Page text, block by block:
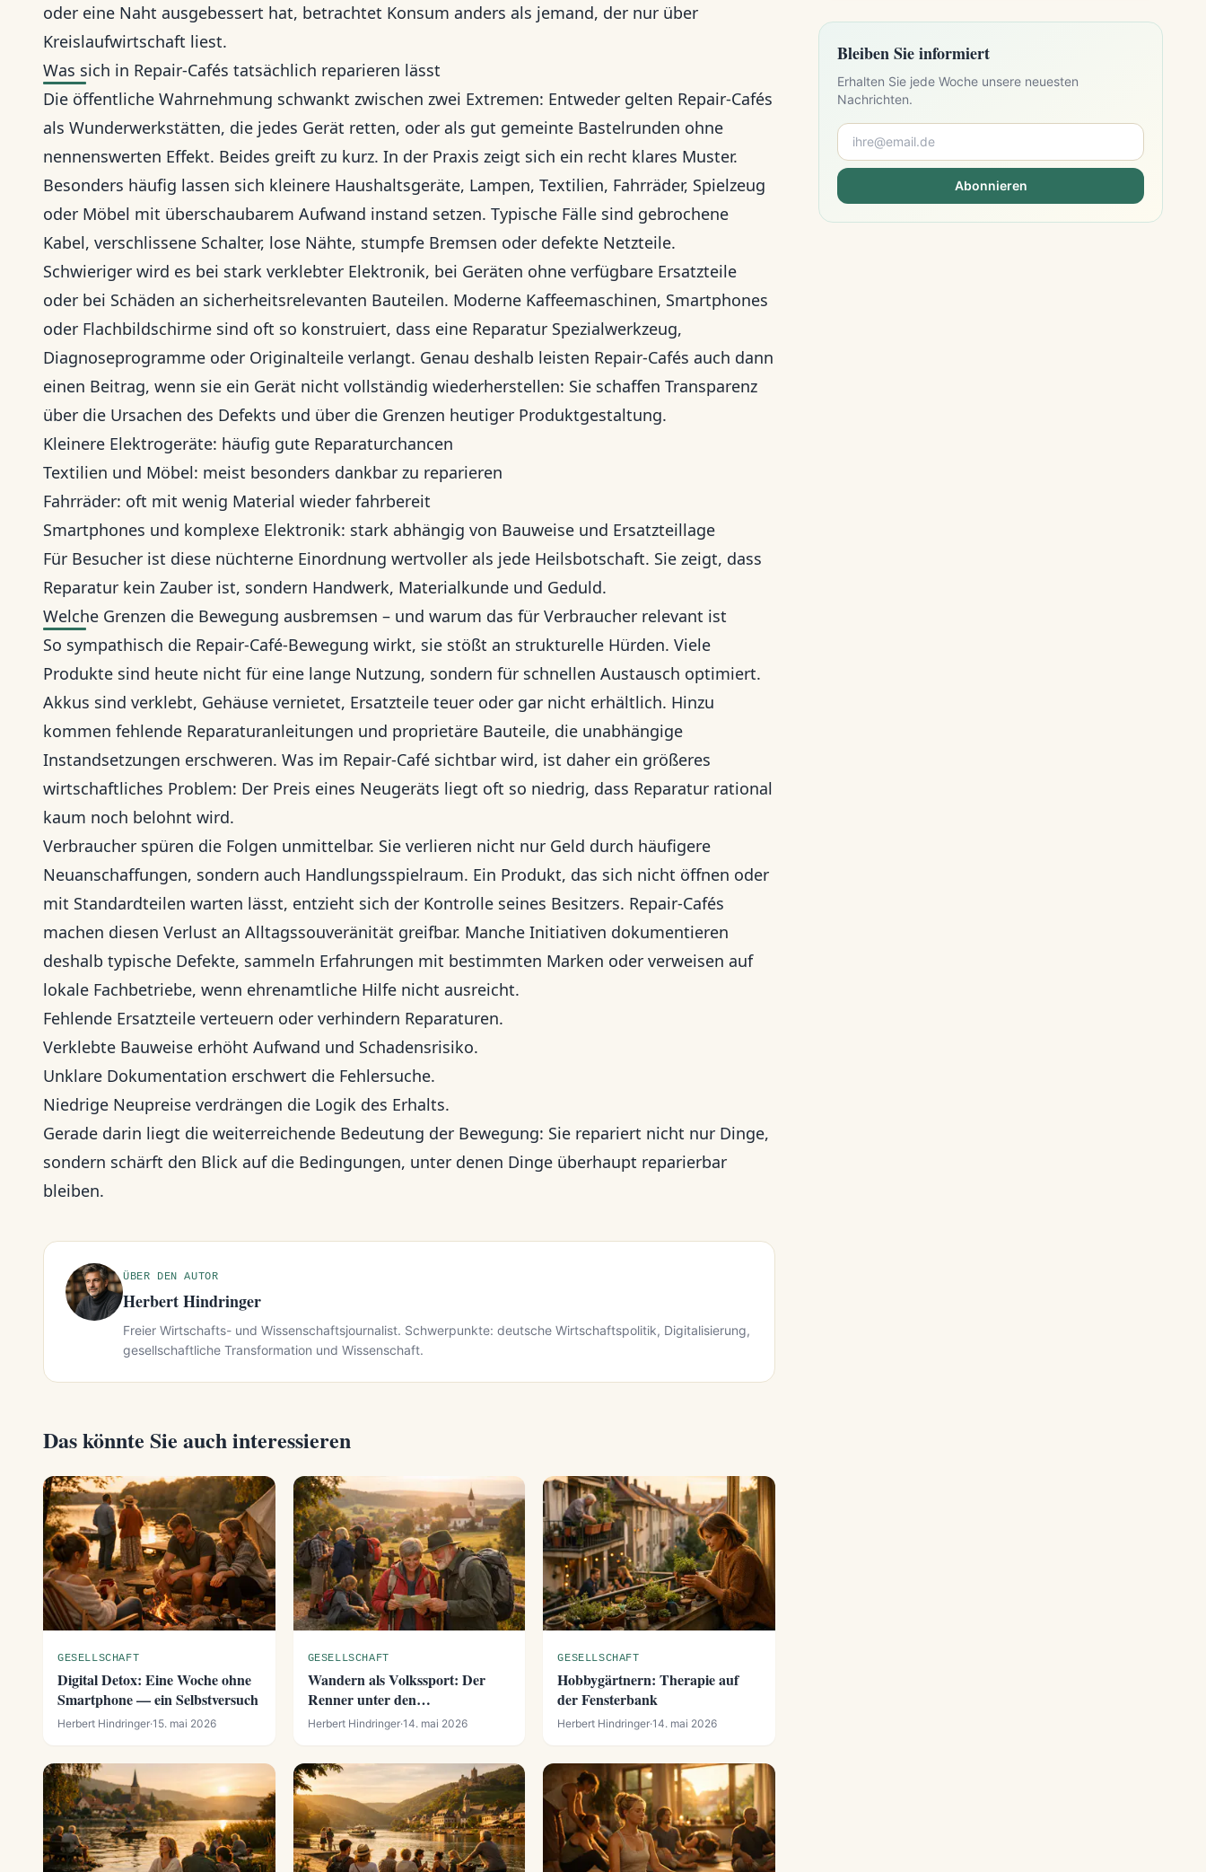
oder eine Naht ausgebessert hat, betrachtet Konsum anders als jemand, der nur über
Kreislaufwirtschaft liest.
Was sich in Repair-Cafés tatsächlich reparieren lässt
Die öffentliche Wahrnehmung schwankt zwischen zwei Extremen: Entweder gelten Repair-Cafés
als Wunderwerkstätten, die jedes Gerät retten, oder als gut gemeinte Bastelrunden ohne
nennenswerten Effekt. Beides greift zu kurz. In der Praxis zeigt sich ein recht klares Muster.
Besonders häufig lassen sich kleinere Haushaltsgeräte, Lampen, Textilien, Fahrräder, Spielzeug
oder Möbel mit überschaubarem Aufwand instand setzen. Typische Fälle sind gebrochene
Kabel, verschlissene Schalter, lose Nähte, stumpfe Bremsen oder defekte Netzteile.
Schwieriger wird es bei stark verklebter Elektronik, bei Geräten ohne verfügbare Ersatzteile
oder bei Schäden an sicherheitsrelevanten Bauteilen. Moderne Kaffeemaschinen, Smartphones
oder Flachbildschirme sind oft so konstruiert, dass eine Reparatur Spezialwerkzeug,
Diagnoseprogramme oder Originalteile verlangt. Genau deshalb leisten Repair-Cafés auch dann
einen Beitrag, wenn sie ein Gerät nicht vollständig wiederherstellen: Sie schaffen Transparenz
über die Ursachen des Defekts und über die Grenzen heutiger Produktgestaltung.
Kleinere Elektrogeräte: häufig gute Reparaturchancen
Textilien und Möbel: meist besonders dankbar zu reparieren
Fahrräder: oft mit wenig Material wieder fahrbereit
Smartphones und komplexe Elektronik: stark abhängig von Bauweise und Ersatzteillage
Für Besucher ist diese nüchterne Einordnung wertvoller als jede Heilsbotschaft. Sie zeigt, dass
Reparatur kein Zauber ist, sondern Handwerk, Materialkunde und Geduld.
Welche Grenzen die Bewegung ausbremsen – und warum das für Verbraucher relevant ist
So sympathisch die Repair-Café-Bewegung wirkt, sie stößt an strukturelle Hürden. Viele
Produkte sind heute nicht für eine lange Nutzung, sondern für schnellen Austausch optimiert.
Akkus sind verklebt, Gehäuse vernietet, Ersatzteile teuer oder gar nicht erhältlich. Hinzu
kommen fehlende Reparaturanleitungen und proprietäre Bauteile, die unabhängige
Instandsetzungen erschweren. Was im Repair-Café sichtbar wird, ist daher ein größeres
wirtschaftliches Problem: Der Preis eines Neugeräts liegt oft so niedrig, dass Reparatur rational
kaum noch belohnt wird.
Verbraucher spüren die Folgen unmittelbar. Sie verlieren nicht nur Geld durch häufigere
Neuanschaffungen, sondern auch Handlungsspielraum. Ein Produkt, das sich nicht öffnen oder
mit Standardteilen warten lässt, entzieht sich der Kontrolle seines Besitzers. Repair-Cafés
machen diesen Verlust an Alltagssouveränität greifbar. Manche Initiativen dokumentieren
deshalb typische Defekte, sammeln Erfahrungen mit bestimmten Marken oder verweisen auf
lokale Fachbetriebe, wenn ehrenamtliche Hilfe nicht ausreicht.
Fehlende Ersatzteile verteuern oder verhindern Reparaturen.
Verklebte Bauweise erhöht Aufwand und Schadensrisiko.
Unklare Dokumentation erschwert die Fehlersuche.
Niedrige Neupreise verdrängen die Logik des Erhalts.
Gerade darin liegt die weiterreichende Bedeutung der Bewegung: Sie repariert nicht nur Dinge,
sondern schärft den Blick auf die Bedingungen, unter denen Dinge überhaupt reparierbar
bleiben.
ÜBER DEN AUTOR
Herbert Hindringer
Freier Wirtschafts- und Wissenschaftsjournalist. Schwerpunkte: deutsche Wirtschaftspolitik, Digitalisierung,
gesellschaftliche Transformation und Wissenschaft.
Das könnte Sie auch interessieren
GESELLSCHAFT
Digital Detox: Eine Woche ohne
Smartphone — ein Selbstversuch
Herbert Hindringer·15. mai 2026
GESELLSCHAFT
Wandern als Volkssport: Der
Renner unter den
Freizeitaktivitäten
Herbert Hindringer·14. mai 2026
GESELLSCHAFT
Hobbygärtnern: Therapie auf
der Fensterbank
Herbert Hindringer·14. mai 2026
Bleiben Sie informiert
Erhalten Sie jede Woche unsere neuesten
Nachrichten.
Abonnieren